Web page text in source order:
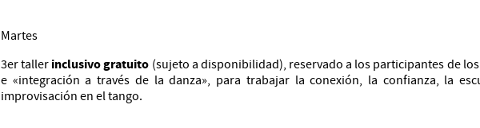
Martes
3er taller inclusivo gratuito (sujeto a disponibilidad), reservado a los participantes de
e «integración a través de la danza», para trabajar la conexión, la confianza, la
improvisación en el tango.